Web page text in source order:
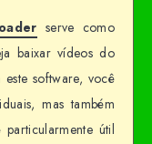
serve como
baixar vídeos do
software, você
mas também
útil